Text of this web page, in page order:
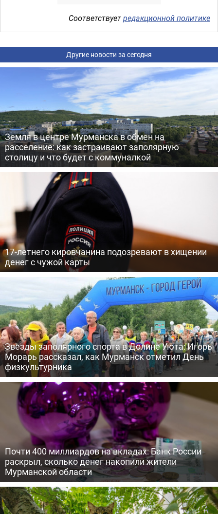
Соответствуетредакционной политике
Другие новости за сегодня
Земля в центре Мурманска в обмен на
расселение: как застраивают заполярную
столицу и что будет с коммуналкой
17-летнего кировчанина подозревают в хищении
денег с чужой карты
Звезды заполярного спорта в Долине Уюта: Игорь
Морарь рассказал, как Мурманск отметил День
физкультурника
Почти 400 миллиардов на вкладах: Банк России
раскрыл, сколько денег накопили жители
Мурманской области